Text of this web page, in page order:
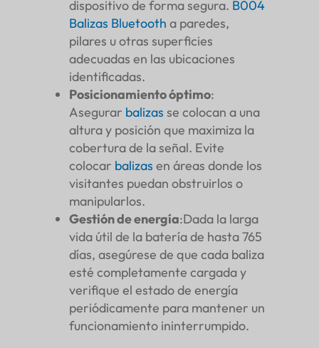
dispositivo de forma segura. B004
Balizas Bluetooth a paredes,
pilares u otras superficies
adecuadas en las ubicaciones
identificadas.
Posicionamiento óptimo:
Asegurar balizas se colocan a una
altura y posición que maximiza la
cobertura de la señal. Evite
colocar balizas en áreas donde los
visitantes puedan obstruirlos o
manipularlos.
Gestión de energía:Dada la larga
vida útil de la batería de hasta 765
días, asegúrese de que cada baliza
esté completamente cargada y
verifique el estado de energía
periódicamente para mantener un
funcionamiento ininterrumpido.